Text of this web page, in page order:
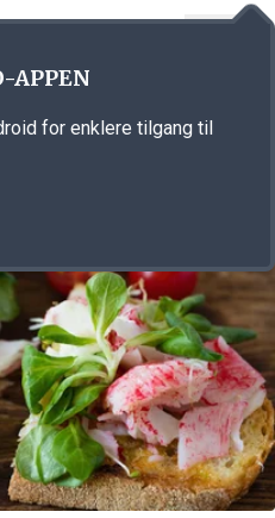
APPEN
for enklere tilgang til